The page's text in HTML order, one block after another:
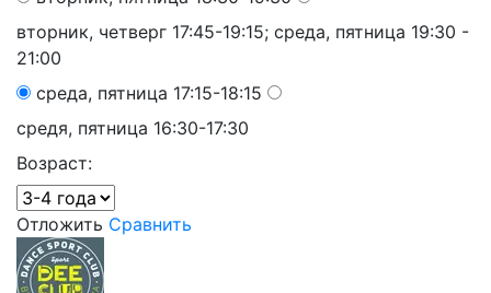
вторник, четверг 17:45-19:15; среда, пятница 19:30 -
21:00
среда, пятница 17:15-18:15
средя, пятница 16:30-17:30
Возраст:
Отложить Сравнить